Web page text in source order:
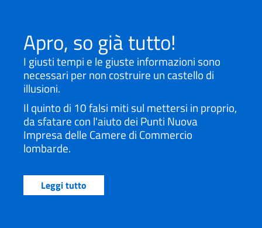
Apro, so già tutto!
I giusti tempi e le giuste informazioni sono
necessari per non costruire un castello di
illusioni.
Il quinto di 10 falsi miti sul mettersi in proprio,
da sfatare con l'aiuto dei Punti Nuova
Impresa delle Camere di Commercio
lombarde.
Leggi tutto
Video